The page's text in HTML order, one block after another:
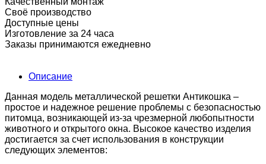
Своё производство
Доступные цены
Изготовление за 24 часа
Заказы принимаются ежедневно
Описание
Данная модель металлической решетки Антикошка –
простое и надежное решение проблемы с безопасностью
питомца, возникающей из-за чрезмерной любопытности
животного и открытого окна. Высокое качество изделия
достигается за счет использования в конструкции
следующих элементов: